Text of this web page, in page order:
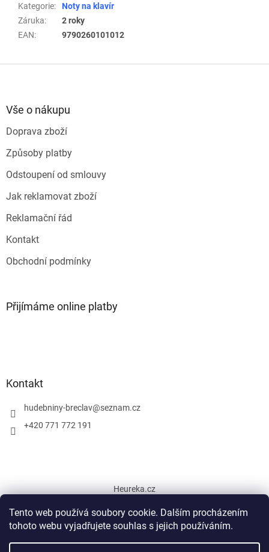
Tento web používá soubory cookie. Dalším procházením
tohoto webu vyjadřujete souhlas s jejich používáním.
Kategorie:
Noty na klavír
Záruka:
2 roky
EAN: 9790260101012
Vše o nákupu
Doprava zboží
Způsoby platby
Odstoupení od smlouvy
Jak reklamovat zboží
Reklamační řád
Kontakt
Obchodní podmínky
Přijímáme online platby
Kontakt
hudebniny-breclav@seznam.cz
+420 771 772 191
Heureka.cz